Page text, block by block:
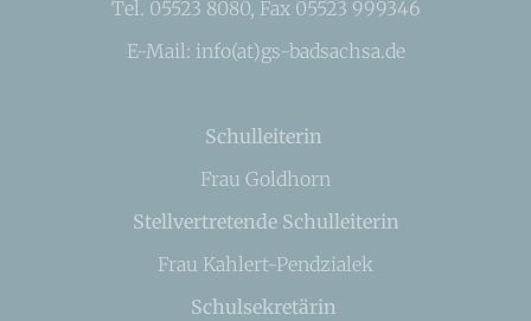
Tel. 05523 8080, Fax 05523 999346
E-Mail: info(at)gs-badsachsa.de
Schulleiterin
Frau Goldhorn
Stellvertretende Schulleiterin
Frau Kahlert-Pendzialek
Schulsekretärin